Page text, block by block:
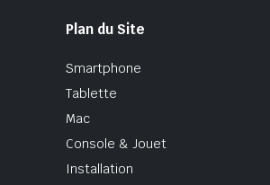
Plan du Site
Smartphone
Tablette
Mac
Console & Jouet
Installation